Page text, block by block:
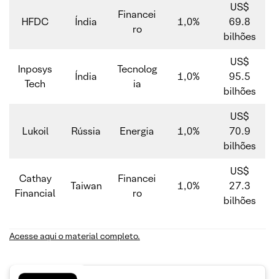
HFDC Índia
Financei
ro
1,0%
US$
69.8
bilhões
Inposys
Tech
Índia
Tecnolog
ia
1,0%
US$
95.5
bilhões
Lukoil Rússia Energia 1,0%
US$
70.9
bilhões
Cathay
Financial
Taiwan
Financei
ro
1,0%
US$
27.3
bilhões
Acesse aqui o material completo.